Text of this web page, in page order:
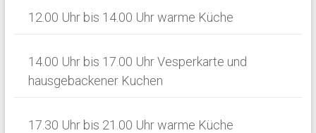
i
n
12.00 Uhr bis 14.00 Uhr warme Küche
14.00 Uhr bis 17.00 Uhr Vesperkarte und
hausgebackener Kuchen
17.30 Uhr bis 21.00 Uhr warme Küche